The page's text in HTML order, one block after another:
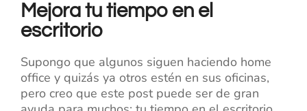
Mejora tu tiempo en el
escritorio
Supongo que algunos siguen haciendo home
office y quizás ya otros estén en sus oficinas,
pero creo que este post puede ser de gran